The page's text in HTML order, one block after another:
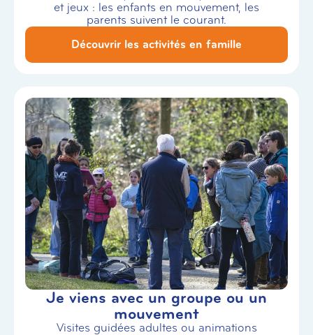
et jeux : les enfants en mouvement, les
parents suivent le courant.
Découvrir les activités en famille
Je viens avec un groupe ou un
mouvement
Visites guidées adultes ou animations